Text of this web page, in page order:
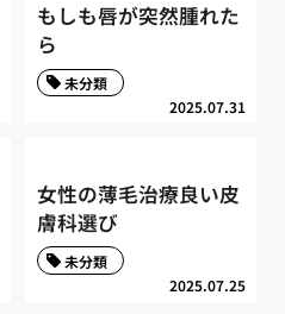
もしも唇が突然腫れた
ら
2025.07.31
未分類
女性の薄毛治療良い皮
膚科選び
2025.07.25
未分類